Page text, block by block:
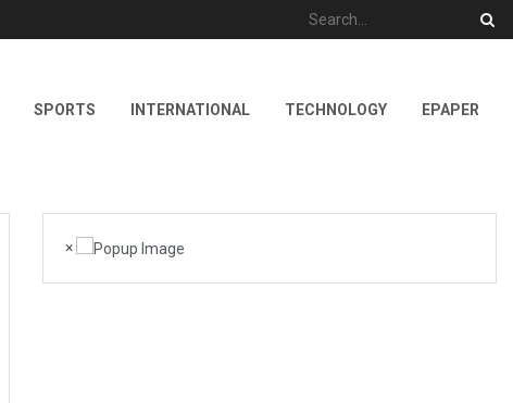
SPORTS INTERNATIONAL TECHNOLOGY EPAPER
×